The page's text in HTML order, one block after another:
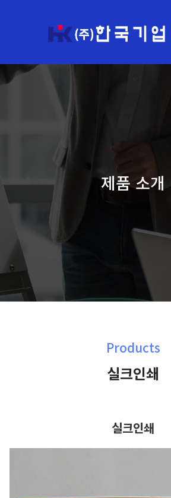
제품 소개
Products
실크인쇄
실크인쇄